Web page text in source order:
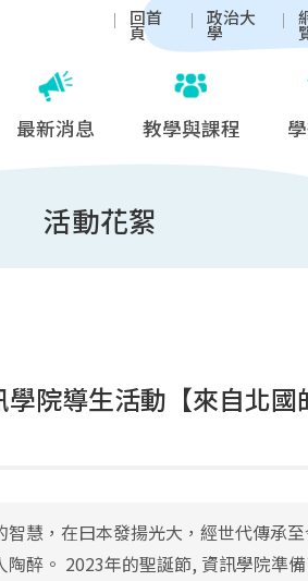
回首
頁
政治大
學
最新消息 教學與課程
活動花絮
學院導生活動【來自北
慧，在曰本發揚光大，經世代傳承
醉。 2023年的聖誕節, 資訊學院準